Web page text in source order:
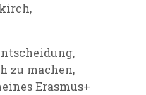
zu machen,
Erasmus+